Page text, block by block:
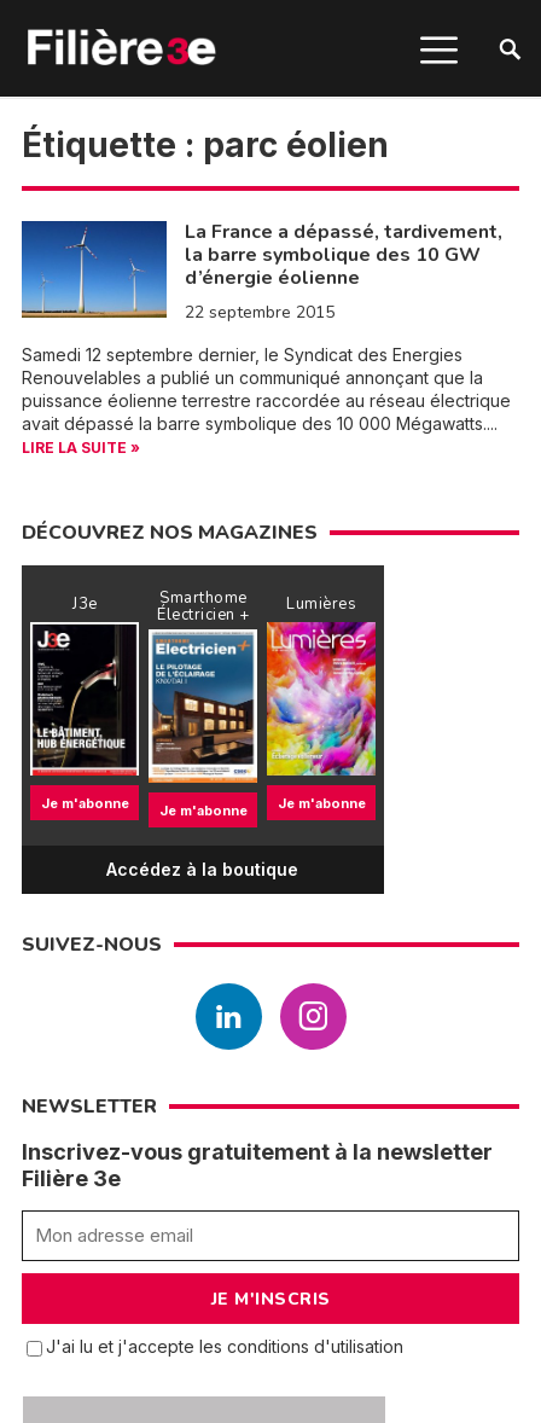
Étiquette : parc éolien
La France a dépassé, tardivement,
la barre symbolique des 10 GW
d’énergie éolienne
22 septembre 2015
Samedi 12 septembre dernier, le Syndicat des Energies
Renouvelables a publié un communiqué annonçant que la
puissance éolienne terrestre raccordée au réseau électrique
avait dépassé la barre symbolique des 10 000 Mégawatts....
LIRE LA SUITE »
DÉCOUVREZ NOS MAGAZINES
J3e
Je m'abonne
Smarthome
Électricien +
Je m'abonne
Lumières
Je m'abonne
Accédez à la boutique
SUIVEZ-NOUS
NEWSLETTER
Inscrivez-vous gratuitement à la newsletter
Filière 3e
J'ai lu et j'accepte les conditions d'utilisation